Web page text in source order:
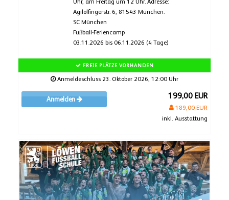
Uhr, am Freitag um 12 Uhr. Adresse:
Agilolfingerstr. 6, 81543 München.
SC München
Fußball-Feriencamp
03.11.2026 bis 06.11.2026 (4 Tage)
FREIE PLÄTZE VORHANDEN
Anmeldeschluss 23. Oktober 2026, 12:00 Uhr
Anmelden 199,00 EUR
189,00 EUR
inkl. Ausstattung